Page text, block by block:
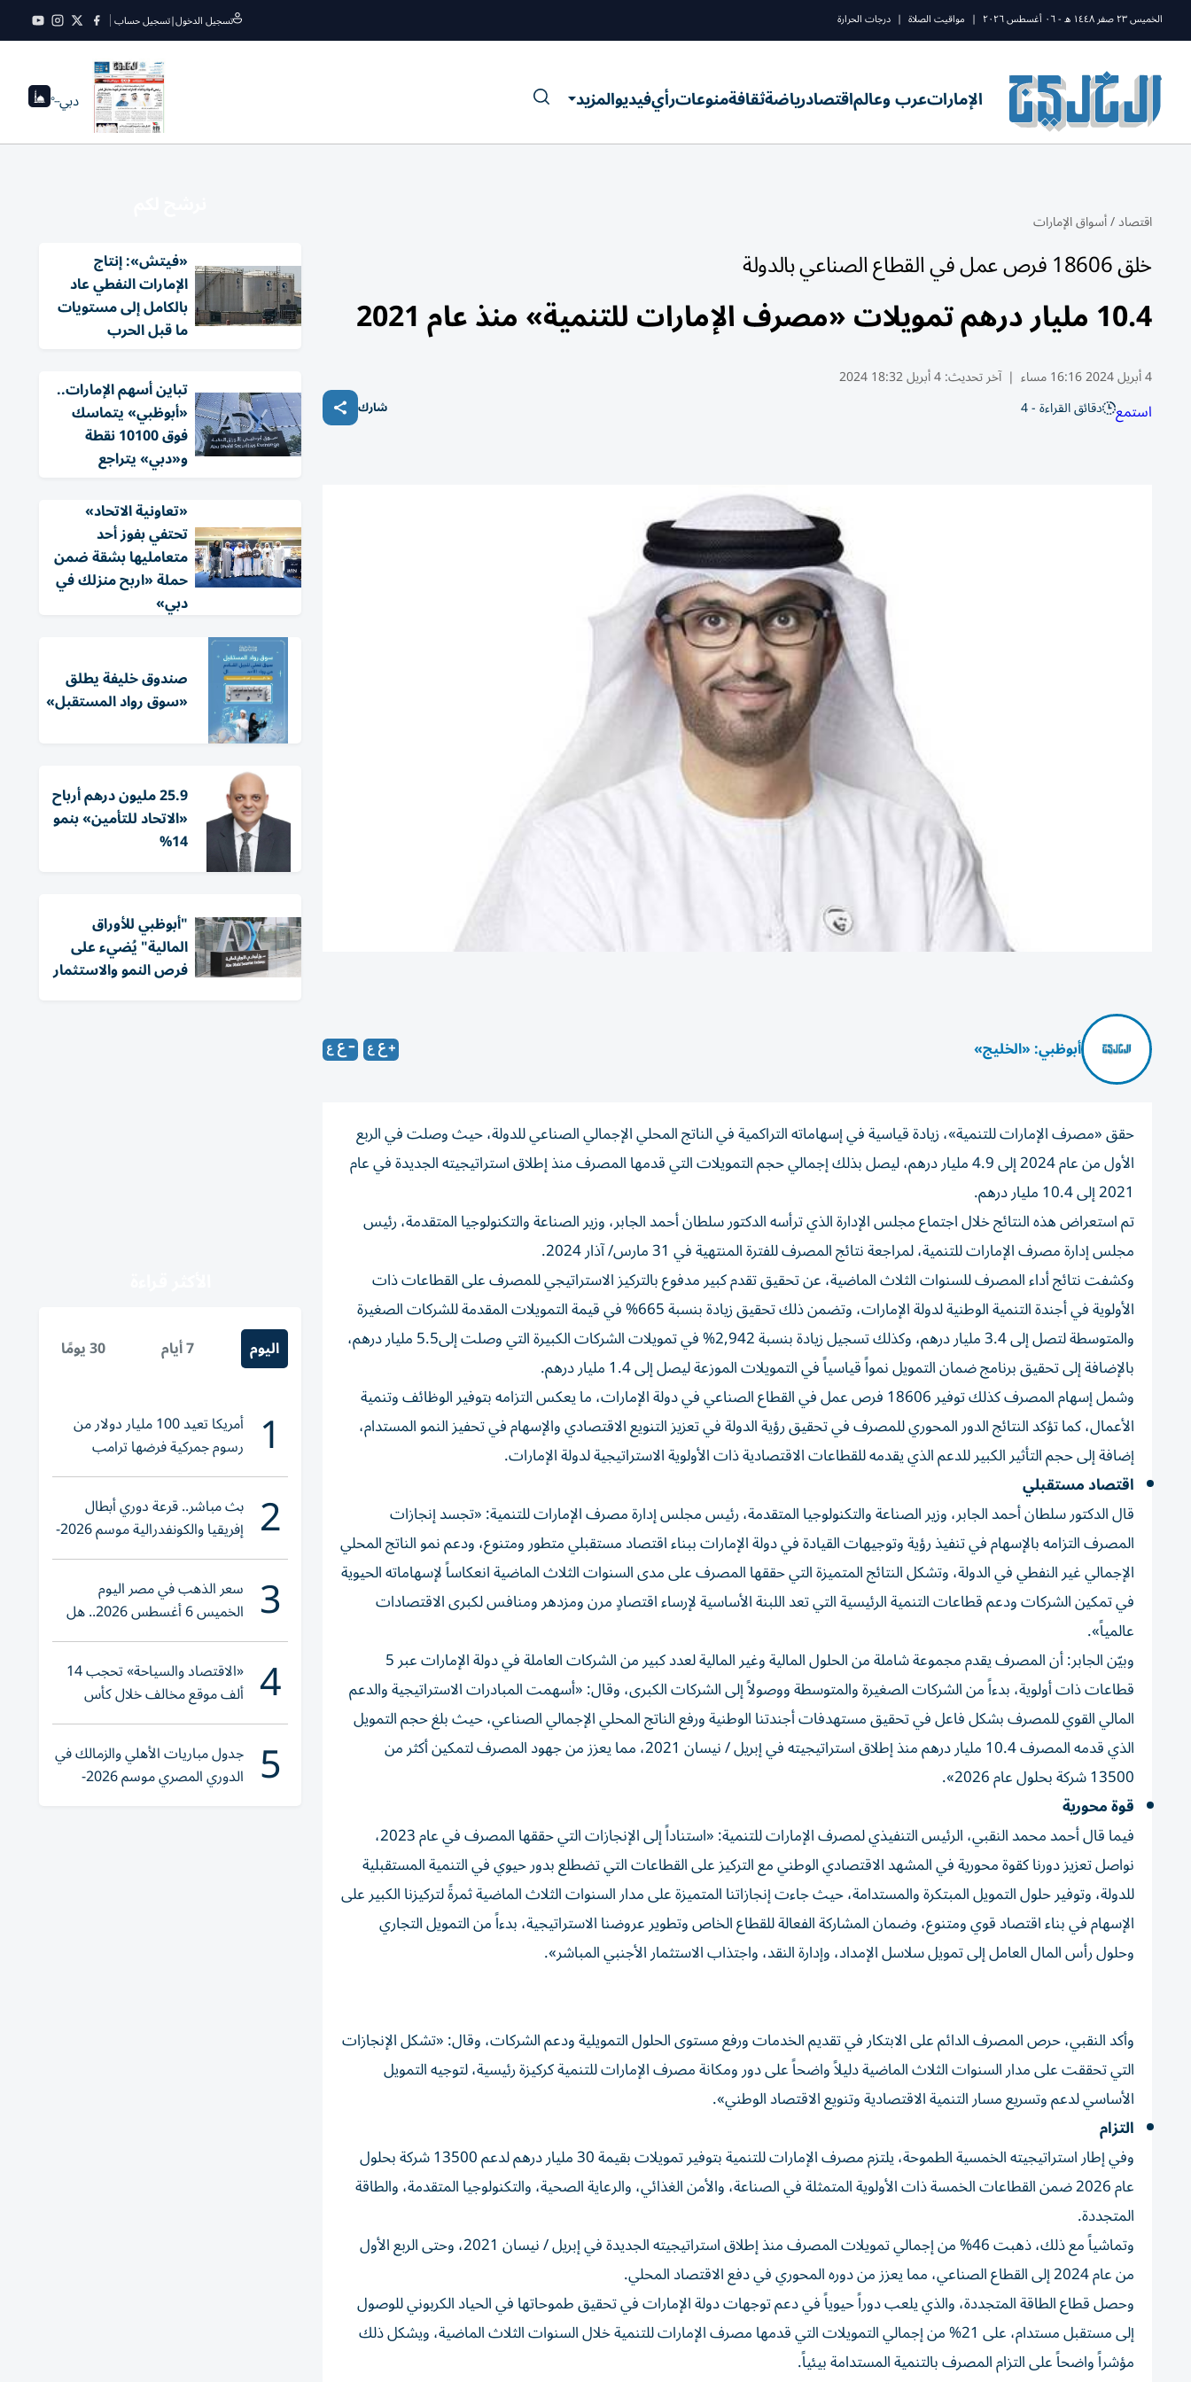
الخميس ٢٣ صفر ١٤٤٨ ه - ٠٦ أغسطس ٢٠٢٦ | مواقيت الصلاة | درجات الحرارة تسجيل الدخول|تسجيل حساب
الإماراتعرب وعالماقتصادرياضةثقافةمنوعاترأيفيديوالمزيد دبي--°
اقتصاد/أسواق الإمارات
خلق 18606 فرص عمل في القطاع الصناعي بالدولة
10.4 مليار درهم تمويلات «مصرف الإمارات للتنمية» منذ عام 2021
4 أبريل 2024 16:16 مساء | آخر تحديث:4 أبريل 18:32 2024
استمع دقائق القراءة - 4 شارك
أبوظبي: «الخليج»
حقق «مصرف الإمارات للتنمية»، زيادة قياسية في إسهاماته التراكمية في الناتج المحلي الإجمالي الصناعي للدولة، حيث وصلت في الربع
الأول من عام 2024 إلى 4.9 مليار درهم، ليصل بذلك إجمالي حجم التمويلات التي قدمها المصرف منذ إطلاق استراتيجيته الجديدة في عام
2021 إلى 10.4 مليار درهم.
تم استعراض هذه النتائج خلال اجتماع مجلس الإدارة الذي ترأسه الدكتور سلطان أحمد الجابر، وزير الصناعة والتكنولوجيا المتقدمة، رئيس
مجلس إدارة مصرف الإمارات للتنمية، لمراجعة نتائج المصرف للفترة المنتهية في 31 مارس/ آذار 2024.
وكشفت نتائج أداء المصرف للسنوات الثلاث الماضية، عن تحقيق تقدم كبير مدفوع بالتركيز الاستراتيجي للمصرف على القطاعات ذات
الأولوية في أجندة التنمية الوطنية لدولة الإمارات، وتضمن ذلك تحقيق زيادة بنسبة 665% في قيمة التمويلات المقدمة للشركات الصغيرة
والمتوسطة لتصل إلى 3.4 مليار درهم، وكذلك تسجيل زيادة بنسبة 2,942% في تمويلات الشركات الكبيرة التي وصلت إلى5.5 مليار درهم،
بالإضافة إلى تحقيق برنامج ضمان التمويل نمواً قياسياً في التمويلات الموزعة ليصل إلى 1.4 مليار درهم.
وشمل إسهام المصرف كذلك توفير 18606 فرص عمل في القطاع الصناعي في دولة الإمارات، ما يعكس التزامه بتوفير الوظائف وتنمية
الأعمال، كما تؤكد النتائج الدور المحوري للمصرف في تحقيق رؤية الدولة في تعزيز التنويع الاقتصادي والإسهام في تحفيز النمو المستدام،
إضافة إلى حجم التأثير الكبير للدعم الذي يقدمه للقطاعات الاقتصادية ذات الأولوية الاستراتيجية لدولة الإمارات.
اقتصاد مستقبلي
قال الدكتور سلطان أحمد الجابر، وزير الصناعة والتكنولوجيا المتقدمة، رئيس مجلس إدارة مصرف الإمارات للتنمية: «تجسد إنجازات
المصرف التزامه بالإسهام في تنفيذ رؤية وتوجيهات القيادة في دولة الإمارات ببناء اقتصاد مستقبلي متطور ومتنوع، ودعم نمو الناتج المحلي
الإجمالي غير النفطي في الدولة، وتشكل النتائج المتميزة التي حققها المصرف على مدى السنوات الثلاث الماضية انعكاساً لإسهاماته الحيوية
في تمكين الشركات ودعم قطاعات التنمية الرئيسية التي تعد اللبنة الأساسية لإرساء اقتصادٍ مرن ومزدهر ومنافس لكبرى الاقتصادات
عالمياً».
وبيّن الجابر: أن المصرف يقدم مجموعة شاملة من الحلول المالية وغير المالية لعدد كبير من الشركات العاملة في دولة الإمارات عبر 5
قطاعات ذات أولوية، بدءاً من الشركات الصغيرة والمتوسطة ووصولاً إلى الشركات الكبرى، وقال: «أسهمت المبادرات الاستراتيجية والدعم
المالي القوي للمصرف بشكل فاعل في تحقيق مستهدفات أجندتنا الوطنية ورفع الناتج المحلي الإجمالي الصناعي، حيث بلغ حجم التمويل
الذي قدمه المصرف 10.4 مليار درهم منذ إطلاق استراتيجيته في إبريل / نيسان 2021، مما يعزز من جهود المصرف لتمكين أكثر من
13500 شركة بحلول عام 2026».
قوة محورية
فيما قال أحمد محمد النقبي، الرئيس التنفيذي لمصرف الإمارات للتنمية: «استناداً إلى الإنجازات التي حققها المصرف في عام 2023،
نواصل تعزيز دورنا كقوة محورية في المشهد الاقتصادي الوطني مع التركيز على القطاعات التي تضطلع بدور حيوي في التنمية المستقبلية
للدولة، وتوفير حلول التمويل المبتكرة والمستدامة، حيث جاءت إنجازاتنا المتميزة على مدار السنوات الثلاث الماضية ثمرةً لتركيزنا الكبير على
الإسهام في بناء اقتصاد قوي ومتنوع، وضمان المشاركة الفعالة للقطاع الخاص وتطوير عروضنا الاستراتيجية، بدءاً من التمويل التجاري
وحلول رأس المال العامل إلى تمويل سلاسل الإمداد، وإدارة النقد، واجتذاب الاستثمار الأجنبي المباشر».
وأكد النقبي، حرص المصرف الدائم على الابتكار في تقديم الخدمات ورفع مستوى الحلول التمويلية ودعم الشركات، وقال: «تشكل الإنجازات
التي تحققت على مدار السنوات الثلاث الماضية دليلاً واضحاً على دور ومكانة مصرف الإمارات للتنمية كركيزة رئيسية، لتوجيه التمويل
الأساسي لدعم وتسريع مسار التنمية الاقتصادية وتنويع الاقتصاد الوطني».
التزام
وفي إطار استراتيجيته الخمسية الطموحة، يلتزم مصرف الإمارات للتنمية بتوفير تمويلات بقيمة 30 مليار درهم لدعم 13500 شركة بحلول
عام 2026 ضمن القطاعات الخمسة ذات الأولوية المتمثلة في الصناعة، والأمن الغذائي، والرعاية الصحية، والتكنولوجيا المتقدمة، والطاقة
المتجددة.
وتماشياً مع ذلك، ذهبت 46% من إجمالي تمويلات المصرف منذ إطلاق استراتيجيته الجديدة في إبريل / نيسان 2021، وحتى الربع الأول
من عام 2024 إلى القطاع الصناعي، مما يعزز من دوره المحوري في دفع الاقتصاد المحلي.
وحصل قطاع الطاقة المتجددة، والذي يلعب دوراً حيوياً في دعم توجهات دولة الإمارات في تحقيق طموحاتها في الحياد الكربوني للوصول
إلى مستقبل مستدام، على 21% من إجمالي التمويلات التي قدمها مصرف الإمارات للتنمية خلال السنوات الثلاث الماضية، ويشكل ذلك
مؤشراً واضحاً على التزام المصرف بالتنمية المستدامة بيئياً.
«فيتش»: إنتاج
الإمارات النفطي عاد
بالكامل إلى مستويات
ما قبل الحرب
تباين أسهم الإمارات..
«أبوظبي» يتماسك
فوق 10100 نقطة
و«دبي» يتراجع
«تعاونية الاتحاد»
تحتفي بفوز أحد
متعامليها بشقة ضمن
حملة «اربح منزلك في
دبي»
صندوق خليفة يطلق
«سوق رواد المستقبل»
25.9 مليون درهم أرباح
«الاتحاد للتأمين» بنمو
14%
"أبوظبي للأوراق
المالية" يُضيء على
فرص النمو والاستثمار
اليوم 7 أيام 30 يومًا
1 أمريكا تعيد 100 مليار دولار من
رسوم جمركية فرضها ترامب
2 بث مباشر.. قرعة دوري أبطال
إفريقيا والكونفدرالية موسم 2026-
2027
3 سعر الذهب في مصر اليوم
الخميس 6 أغسطس 2026.. هل
تنوي الشراء؟
4 «الاقتصاد والسياحة» تحجب 14
ألف موقع مخالف خلال كأس
العالم 2026
5 جدول مباريات الأهلي والزمالك في
الدوري المصري موسم 2026-